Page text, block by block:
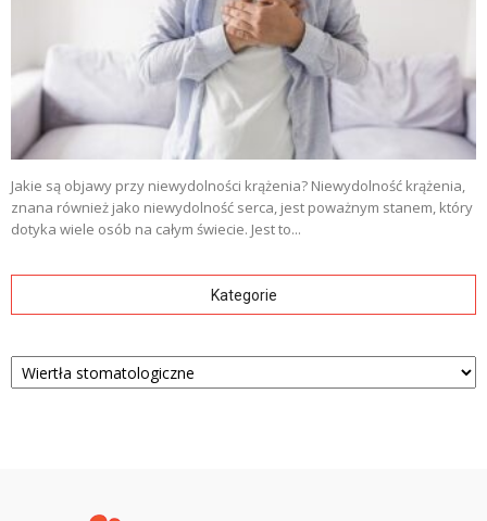
Jakie są objawy przy niewydolności krążenia? Niewydolność krążenia,
znana również jako niewydolność serca, jest poważnym stanem, który
dotyka wiele osób na całym świecie. Jest to...
Kategorie
Kategorie